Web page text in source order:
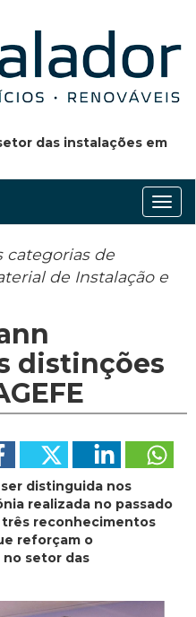
das instalações em
categorias de
de Instalação e
distinções
distinguida nos
realizada no passado
reconhecimentos
reforçam o
setor das